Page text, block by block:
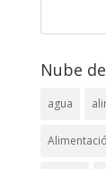
Nube
agua